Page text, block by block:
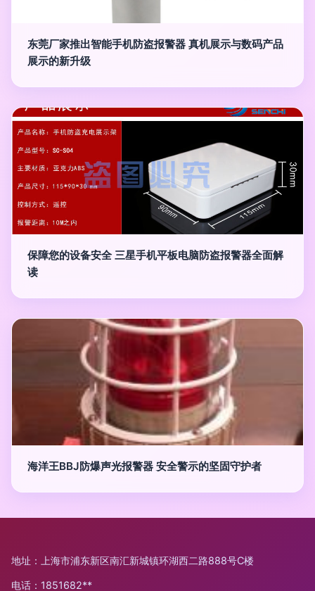
东莞厂家推出智能手机防盗报警器 真机展示与数码产品
展示的新升级
保障您的设备安全 三星手机平板电脑防盗报警器全面解
读
海洋王BBJ防爆声光报警器 安全警示的坚固守护者
地址：上海市浦东新区南汇新城镇环湖西二路888号C楼
电话：1851682**